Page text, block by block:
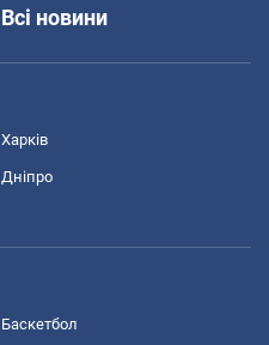
Всі новини
Харків
Дніпро
Баскетбол